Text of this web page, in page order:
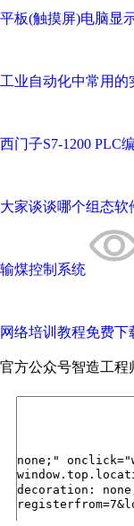
平板(触摸屏)电脑显
工业自动化中常用的
西门子S7-1200 PLC
大家谈谈哪个组态软
输煤控制系统
网络培训教程免费下
官方公众号智造工程